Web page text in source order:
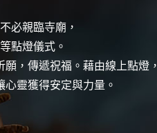
必親臨寺廟，
點燈儀式。
，傳遞祝福。藉由線上點燈，
靈獲得安定與力量。